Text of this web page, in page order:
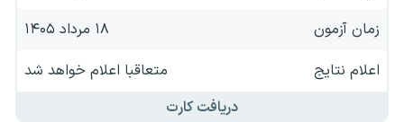
زمان آزمون
۱۸ مرداد ۱۴۰۵
اعلام نتایج
متعاقبا اعلام خواهد شد
دریافت کارت